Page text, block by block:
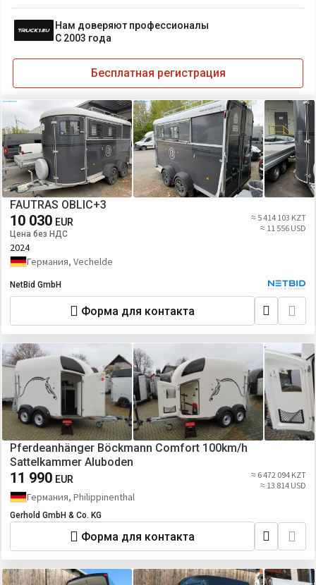
Нам доверяют профессионалы
С 2003 года
Бесплатная регистрация
FAUTRAS OBLIC+3
10 030 EUR
Цена без НДС
≈ 5 414 103 KZT
≈ 11 556 USD
2024
Германия, Vechelde
NetBid GmbH
Форма для контакта
Pferdeanhänger Böckmann Comfort 100km/h
Sattelkammer Aluboden
11 990 EUR
≈ 6 472 094 KZT
≈ 13 814 USD
Германия, Philippinenthal
Gerhold GmbH & Co. KG
Форма для контакта